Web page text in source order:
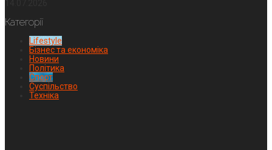
Категорії
Lifestyle
Бізнес та економіка
Новини
Політика
Спорт
Суспільство
Техніка